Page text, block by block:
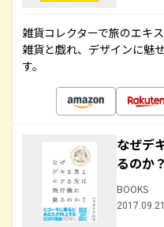
雑貨コレクターで旅のエキ
雑貨と戯れ、デザインに魅
す。
なぜデ
るのか？
BOOKS